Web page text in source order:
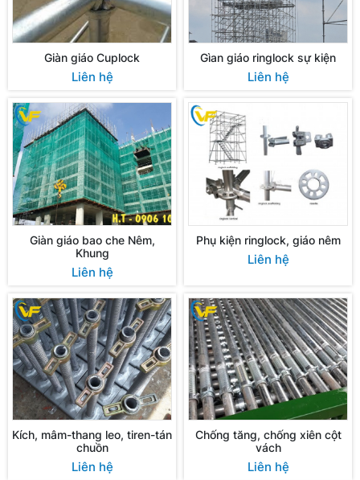
Giàn giáo Cuplock
Liên hệ
Gìan giáo ringlock sự kiện
Liên hệ
Giàn giáo bao che Nêm,
Khung
Liên hệ
Phụ kiện ringlock, giáo nêm
Liên hệ
Kích, mâm-thang leo, tiren-tán
chuồn
Liên hệ
Chống tăng, chống xiên cột
vách
Liên hệ